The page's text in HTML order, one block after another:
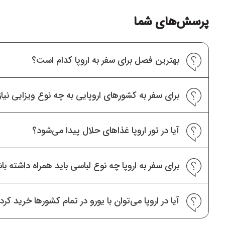
پرسش‌های شما
بهترین فصل برای سفر به اروپا کدام است؟
برای سفر به کشورهای اروپایی به چه نوع ویزایی
آیا در تور اروپا غذاهای حلال پیدا می‌شود؟
برای سفر به اروپا چه نوع لباسی باید همراه داشته
آیا در اروپا می‌توان با یورو در تمام کشورها خرید